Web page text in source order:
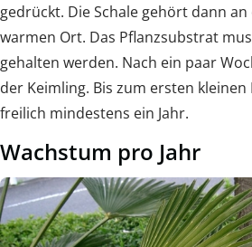
gedrückt. Die Schale gehört dann
warmen Ort. Das Pflanzsubstrat
gehalten werden. Nach ein paar
der Keimling. Bis zum ersten
freilich mindestens ein Jahr.
Wachstum pro Jahr